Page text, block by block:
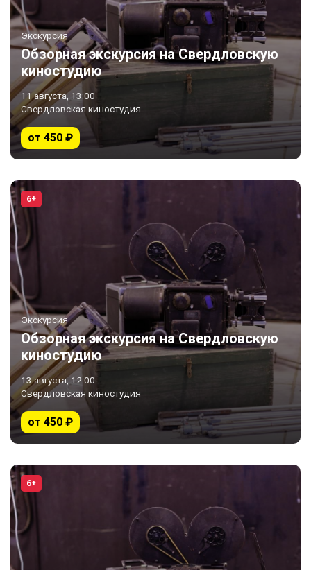
Экскурсия
Обзорная экскурсия на Свердловскую
киностудию
11 августа, 13:00
Свердловская киностудия
от 450 ₽
6+
Экскурсия
Обзорная экскурсия на Свердловскую
киностудию
13 августа, 12:00
Свердловская киностудия
от 450 ₽
6+